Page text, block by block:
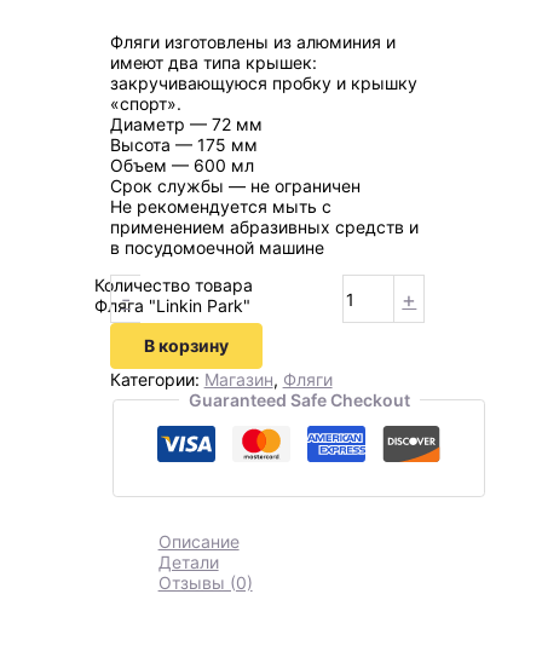
Фляги изготовлены из алюминия и
имеют два типа крышек:
закручивающуюся пробку и крышку
«спорт».
Диаметр — 72 мм
Высота — 175 мм
Объем — 600 мл
Срок службы — не ограничен
Не рекомендуется мыть с
применением абразивных средств и
в посудомоечной машине
-
Количество товара
Фляга "Linkin Park"
+
В корзину
Категории: Магазин, Фляги
Guaranteed Safe Checkout
Описание
Детали
Отзывы (0)